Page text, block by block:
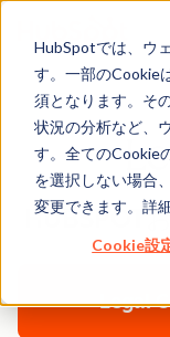
HubSpotでは、ウ
す。一部のCookie
須となります。そ
状況の分析など、
す。全てのCookie
を選択しない場合
変更できます。詳
Cookie設
HUBSPOT
Legal